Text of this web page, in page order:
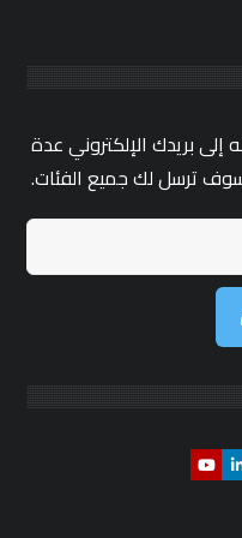
بريدك الإلكتروني عدة
سوف ترسل لك جميع الفئات.